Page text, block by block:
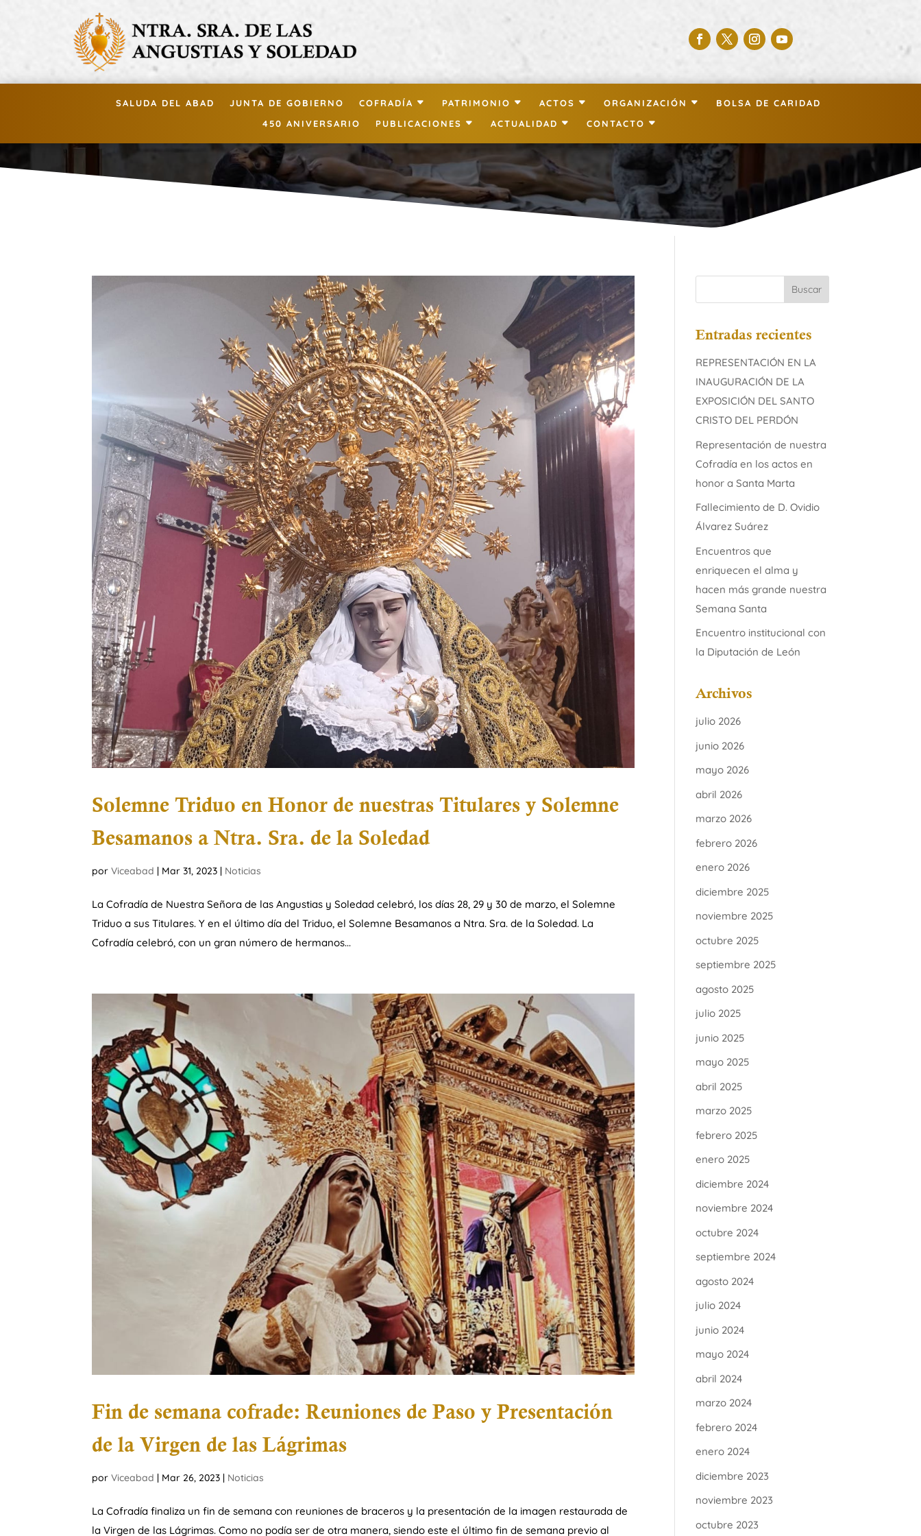
SALUDA DEL ABAD JUNTA DE GOBIERNO COFRADÍA PATRIMONIO ACTOS ORGANIZACIÓN
BOLSA DE CARIDAD
450 ANIVERSARIO
PUBLICACIONES ACTUALIDAD CONTACTO
Solemne Triduo en Honor de nuestras Titulares y Solemne
Besamanos a Ntra. Sra. de la Soledad
porViceabad | Mar 31, 2023 | Noticias
La Cofradía de Nuestra Señora de las Angustias y Soledad celebró, los días 28, 29 y 30 de marzo, el Solemne
Triduo a sus Titulares. Y en el último día del Triduo, el Solemne Besamanos a Ntra. Sra. de la Soledad. La
Cofradía celebró, con un gran número de hermanos...
Fin de semana cofrade: Reuniones de Paso y Presentación
de la Virgen de las Lágrimas
porViceabad | Mar 26, 2023 | Noticias
La Cofradía finaliza un fin de semana con reuniones de braceros y la presentación de la imagen restaurada de
la Virgen de las Lágrimas. Como no podía ser de otra manera, siendo este el último fin de semana previo al
Entradas recientes
REPRESENTACIÓN EN LA
INAUGURACIÓN DE LA
EXPOSICIÓN DEL SANTO
CRISTO DEL PERDÓN
Representación de nuestra
Cofradía en los actos en
honor a Santa Marta
Fallecimiento de D. Ovidio
Álvarez Suárez
Encuentros que
enriquecen el alma y
hacen más grande nuestra
Semana Santa
Encuentro institucional con
la Diputación de León
Archivos
julio 2026
junio 2026
mayo 2026
abril 2026
marzo 2026
febrero 2026
enero 2026
diciembre 2025
noviembre 2025
octubre 2025
septiembre 2025
agosto 2025
julio 2025
junio 2025
mayo 2025
abril 2025
marzo 2025
febrero 2025
enero 2025
diciembre 2024
noviembre 2024
octubre 2024
septiembre 2024
agosto 2024
julio 2024
junio 2024
mayo 2024
abril 2024
marzo 2024
febrero 2024
enero 2024
diciembre 2023
noviembre 2023
octubre 2023